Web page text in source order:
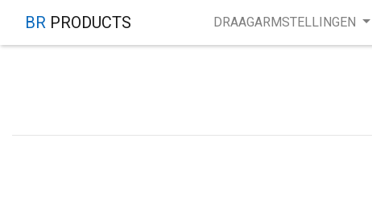
BR PRODUCTS DRAAGARMSTELLINGEN